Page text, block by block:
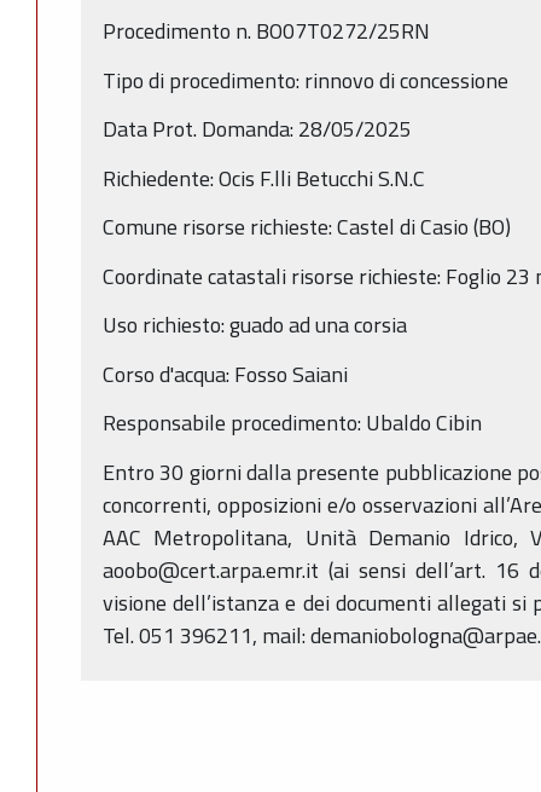
Procedimento n. BO07T0272/25RN
Tipo di procedimento: rinnovo di concessione
Data Prot. Domanda: 28/05/2025
Richiedente: Ocis F.lli Betucchi S.N.C
Comune risorse richieste: Castel di Casio (BO)
Coordinate catastali risorse richieste: Foglio 23
Uso richiesto: guado ad una corsia
Corso d'acqua: Fosso Saiani
Responsabile procedimento: Ubaldo Cibin
Entro 30 giorni dalla presente pubblicazione
concorrenti, opposizioni e/o osservazioni
AAC Metropolitana, Unità Demanio Idrico,
aoobo@cert.arpa.emr.it (ai sensi dell’art. 16
visione dell’istanza e dei documenti allegati
Tel. 051 396211, mail: